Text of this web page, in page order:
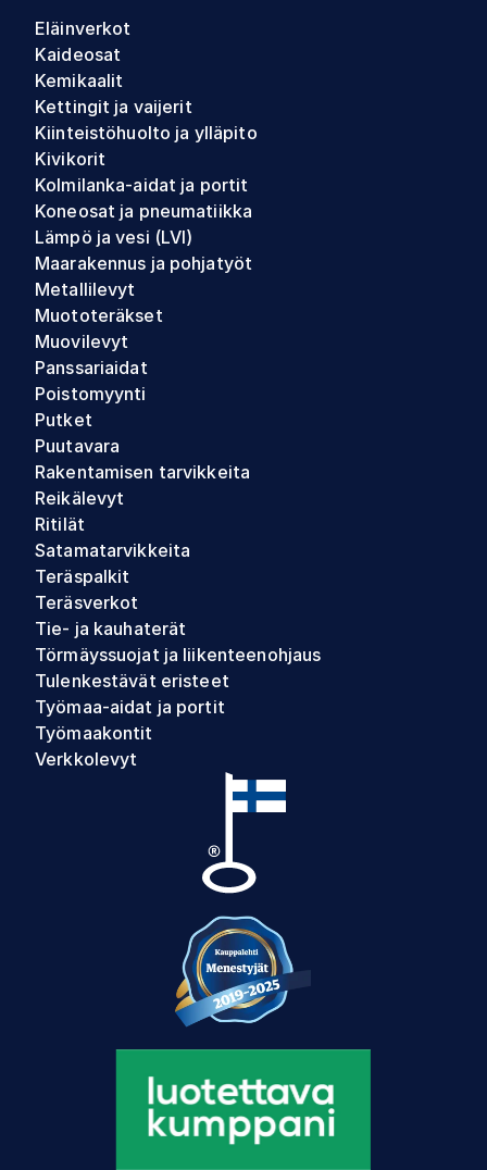
Eläinverkot
Kaideosat
Kemikaalit
Kettingit ja vaijerit
Kiinteistöhuolto ja ylläpito
Kivikorit
Kolmilanka-aidat ja portit
Koneosat ja pneumatiikka
Lämpö ja vesi (LVI)
Maarakennus ja pohjatyöt
Metallilevyt
Muototeräkset
Muovilevyt
Panssariaidat
Poistomyynti
Putket
Puutavara
Rakentamisen tarvikkeita
Reikälevyt
Ritilät
Satamatarvikkeita
Teräspalkit
Teräsverkot
Tie- ja kauhaterät
Törmäyssuojat ja liikenteenohjaus
Tulenkestävät eristeet
Työmaa-aidat ja portit
Työmaakontit
Verkkolevyt